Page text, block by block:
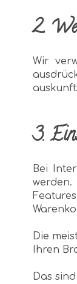
2.
Wir
3.
Bei
Die
Ihren
Das